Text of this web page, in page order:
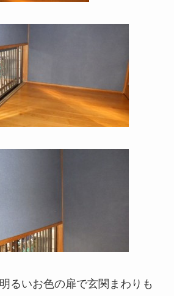
るいお色の扉で玄関まわりも